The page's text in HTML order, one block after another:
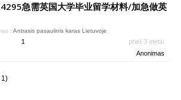
急需英国大学毕业留学材料/加急做英
: Antrasis pasaulinis karas Lietuvoje
1 prieš 3 metai
Anonimas
1)